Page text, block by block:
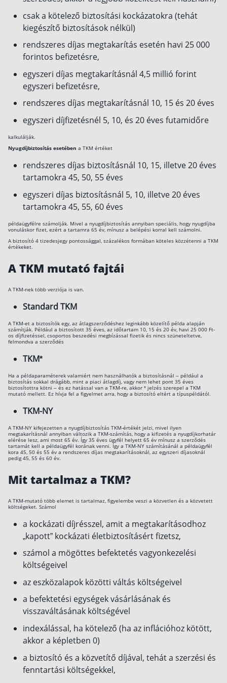
csak a kötelező biztosítási kockázatokra (tehát
kiegészítő biztosítások nélkül)
rendszeres díjas megtakarítás esetén havi 25 000
forintos befizetésre,
egyszeri díjas megtakarításnál 4,5 millió forint
egyszeri befizetésre,
rendszeres díjas megtakarításnál 10, 15 és 20 éves
egyszeri díjfizetésnél 5, 10, és 20 éves futamidőre
kalkulálják.
Nyugdíjbiztosítás esetében a TKM értéket
rendszeres díjas biztosításnál 10, 15, illetve 20 éves
tartamokra 45, 50, 55 éves
egyszeri díjas biztosításnál 5, 10, illetve 20 éves
tartamokra 45, 55, 60 éves
példaügyfélre számolják. Mivel a nyugdíjbiztosítás annyiban speciális, hogy nyugdíjba
vonuláskor fizet, ezért a tartamra 65 év, mínusz a belépési korral kell számolni.
A biztosító 4 tizedesjegy pontossággal, százalékos formában köteles közzétenni a TKM
értékeket.
A TKM mutató fajtái
A TKM-nek több verziója is van.
Standard TKM
A TKM-et a biztosítók egy, az átlagszerződéshez leginkább közelítő példa alapján
számítják. Például a biztosított 35 éves, az időtartam 10, 15 és 20 év, havi 25 000 Ft-
os díjfizetéssel, csoportos beszedési megbízással fizetik és nincs szüneteltetve,
felmondva a szerződés
TKM*
Ha a példaparaméterek valamiért nem használhatók a biztosításnál – például a
biztosítás sokkal drágább, mint a piaci átlagdíj, vagy nem lehet pont 35 éves
biztosítottra kötni – és ez hatással van a TKM-re, akkor * jelzés szerepel a TKM
mutató mellett. Ez hívja fel a figyelmet arra, hogy a biztosító eltért a típuspéldától.
TKM-NY
A TKM-NY kifejezetten a nyugdíjbiztosítás TKM-értékét jelzi, mivel ilyen
megtakarításnál annyiban változik a TKM-számítás, hogy a kifizetés a nyugdíjkorhatár
elérése lesz, ami most 65 év. Így 35 éves ügyfél helyett 65 év mínusz a szerződés
tartamát kell a példaügyfél korának venni. Így a TKM-NY számításánál a példaügyfél
kora 45, 50 és 55 év a rendszeres díjas megtakarításoknál, az egyszeri díjasoknál
pedig 45, 55 és 60 év.
Mit tartalmaz a TKM?
A TKM-mutató több elemet is tartalmaz, figyelembe veszi a közvetlen és a közvetett
költségeket. Számol
a kockázati díjrésszel, amit a megtakarításodhoz
„kapott” kockázati életbiztosításért fizetsz,
számol a mögöttes befektetés vagyonkezelési
költségeivel
az eszközalapok közötti váltás költségeivel
a befektetési egységek vásárlásának és
visszaváltásának költségével
indexálással, ha kötelező (ha az inflációhoz kötött,
akkor a képletben 0)
a biztosító és a közvetítő díjával, tehát a szerzési és
fenntartási költségekkel,